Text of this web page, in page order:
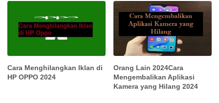
Cara Menghilangkan Iklan di
HP OPPO 2024
Orang Lain 2024Cara
Mengembalikan Aplikasi
Kamera yang Hilang 2024